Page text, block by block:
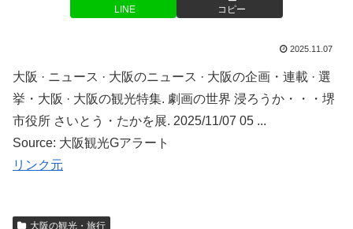
LINE コピー
2025.11.07
大阪 · ニュース · 大阪のニュース · 大阪の企画・連載 · 選
挙・大阪 · 大阪の観光特集. 劇画の世界 浸ろうか・・・堺
市役所 さいとう・たかを展. 2025/11/07 05 ...
Source: 大阪観光Gアラート
リンク元
大阪の観光・旅行